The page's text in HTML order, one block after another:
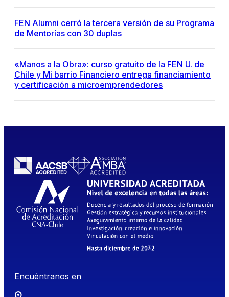
FEN Alumni cerró la tercera versión de su Programa
de Mentorías con 30 duplas
«Manos a la Obra»: curso gratuito de la FEN U. de
Chile y Mi barrio Financiero entrega financiamiento
y certificación a microemprendedores
Encuéntranos en